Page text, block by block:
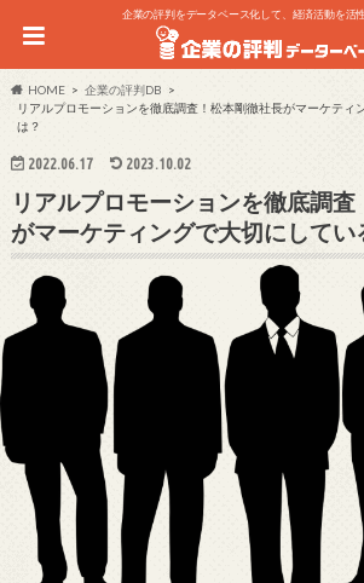
企業の評判をデータベース化して、経済活動を活
HOME
企業の評判DB
リアルプロモーションを徹底調査！松本剛徹社長がマーケティ
は？
2022.06.17 2023.10.02
リアルプロモーションを徹底調
がマーケティングで大切にしてい